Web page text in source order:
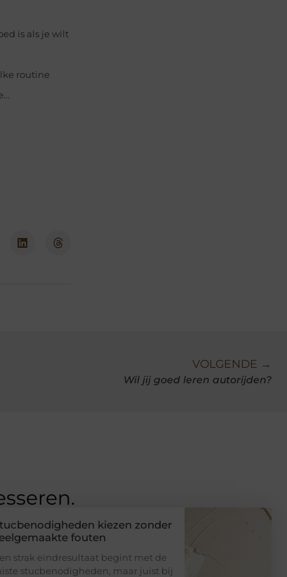
is als je wilt
routine
VOLGENDE →
Wil jij goed leren autorijden?
kiezen zonder
fouten
strak eindresultaat begint met de
stucbenodigheden, maar juist bij